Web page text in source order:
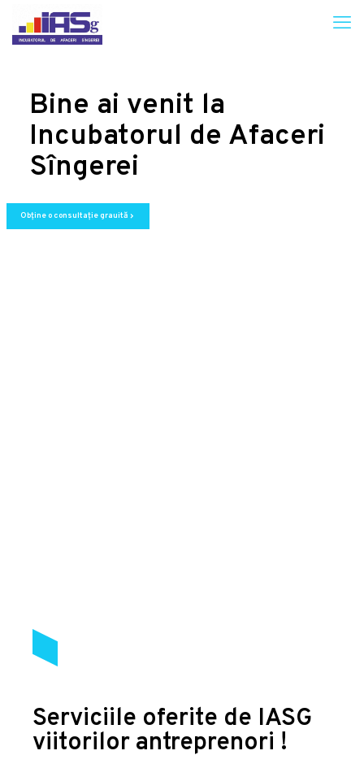
Bine ai venit la
Incubatorul de Afaceri
Sîngerei
Obține o consultație grauită chevron_right
Serviciile oferite de IASG
viitorilor antreprenori !